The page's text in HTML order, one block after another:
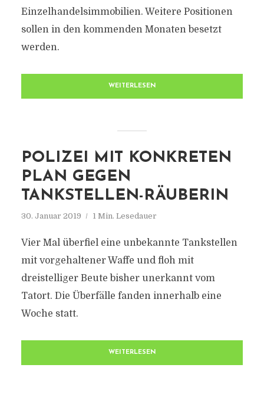
Einzelhandelsimmobilien. Weitere Positionen
sollen in den kommenden Monaten besetzt
werden.
WEITERLESEN
POLIZEI MIT KONKRETEN
PLAN GEGEN
TANKSTELLEN-RÄUBERIN
30. Januar 2019 1 Min. Lesedauer
Vier Mal überfiel eine unbekannte Tankstellen
mit vorgehaltener Waffe und floh mit
dreistelliger Beute bisher unerkannt vom
Tatort. Die Überfälle fanden innerhalb eine
Woche statt.
WEITERLESEN